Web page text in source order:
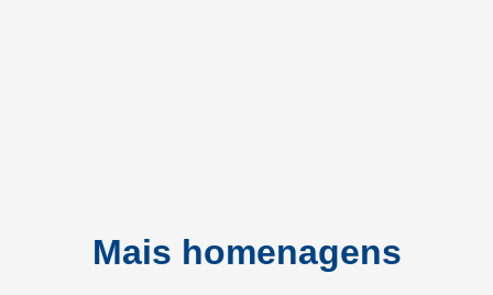
Mais homenagens